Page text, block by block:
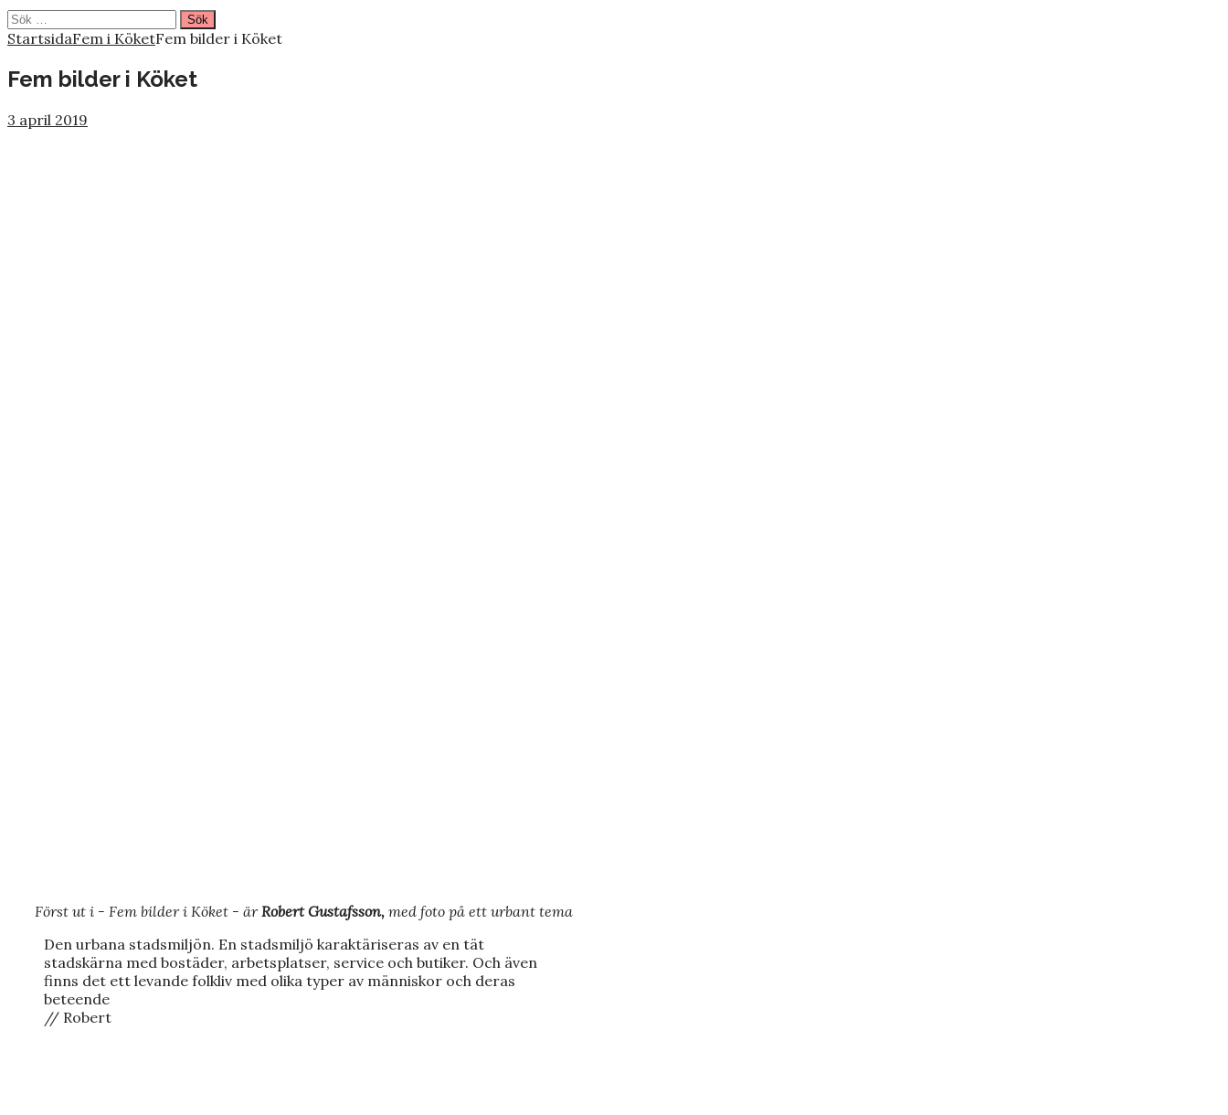
Sök
efter:
StartsidaFem i KöketFem bilder i Köket
Fem bilder i Köket
3 april 2019
Först ut i - Fem bilder i Köket - är Robert Gustafsson, med foto på ett urbant tema
Den urbana stadsmiljön. En stadsmiljö karaktäriseras av en tät
stadskärna med bostäder, arbetsplatser, service och butiker. Och även
finns det ett levande folkliv med olika typer av människor och deras
beteende
// Robert